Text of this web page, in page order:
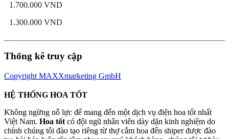
1.700.000 VND
1.300.000 VND
Thống kê truy cập
Copyright MAXXmarketing GmbH
HỆ THỐNG HOA TỐT
Không ngừng nỗ lực để mang đến một dịch vụ điện hoa tốt nhất
Việt Nam. Hoa tốt có đội ngũ nhân viên dày dặn kinh nghiệm do
chính chúng tôi đào tạo riêng từ thợ cắm hoa đến shiper được đào